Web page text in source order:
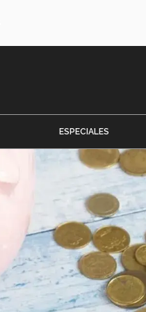
ESPECIALES